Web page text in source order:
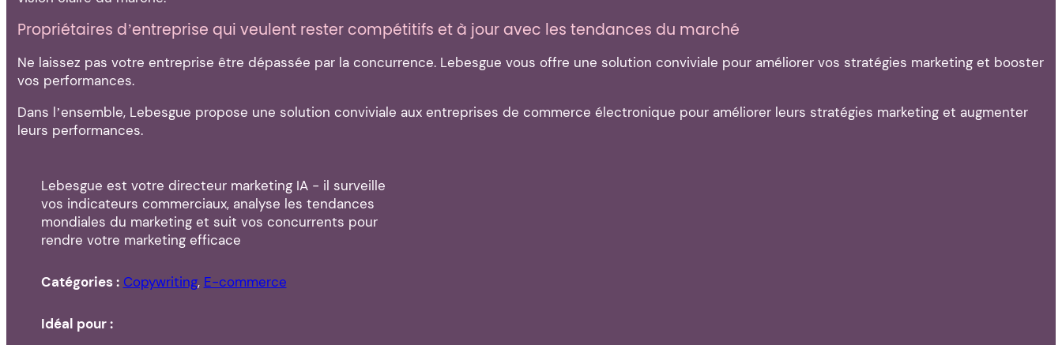
Propriétaires d’entreprise qui veulent rester compétitifs et à jour avec les tendances du marché
Ne laissez pas votre entreprise être dépassée par la concurrence. Lebesgue vous offre une solution conviviale pour améliorer vos stratégies marketing et booster
vos performances.
Dans l’ensemble, Lebesgue propose une solution conviviale aux entreprises de commerce électronique pour améliorer leurs stratégies marketing et augmenter
leurs performances.
Lebesgue est votre directeur marketing IA - il surveille
vos indicateurs commerciaux, analyse les tendances
mondiales du marketing et suit vos concurrents pour
rendre votre marketing efficace
Catégories : Copywriting, E-commerce
Idéal pour :